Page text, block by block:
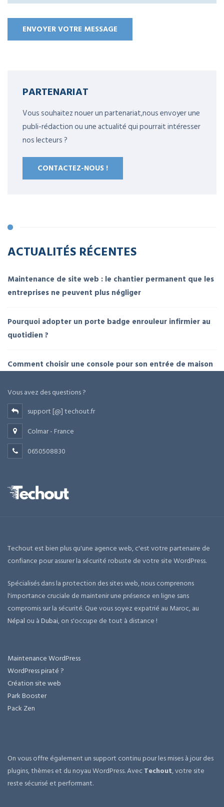
PARTENARIAT
Vous souhaitez nouer un partenariat,nous envoyer une
publi-rédaction ou une actualité qui pourrait intéresser
nos lecteurs ?
CONTACTEZ-NOUS !
ACTUALITÉS RÉCENTES
Maintenance de site web : le chantier permanent que les
entreprises ne peuvent plus négliger
Pourquoi adopter un porte badge enrouleur infirmier au
quotidien ?
Comment choisir une console pour son entrée de maison
Vous avez des questions ?
support [@] techout.fr
Colmar - France
0650508830
Techout est bien plus qu'une agence web, c'est votre partenaire de
confiance pour assurer la sécurité robuste de votre site WordPress.
Spécialisés dans la protection des sites web, nous comprenons
l'importance cruciale de maintenir une présence en ligne sans
compromis sur la sécurité. Que vous soyez expatrié au Maroc, au
Népal ou àDubai, on s'occupe de tout à distance !
Maintenance WordPress
WordPress piraté ?
Création site web
Park Booster
Pack Zen
On vous offre également un support continu pour les mises à jour des
plugins, thèmes et du noyau WordPress. AvecTechout, votre site
reste sécurisé et performant.